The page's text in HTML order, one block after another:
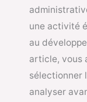
une activité
au
article, vous
sélectionner
analyser